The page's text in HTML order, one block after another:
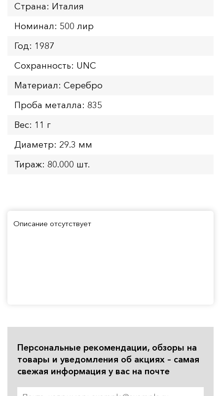
Страна: Италия
Номинал: 500 лир
Год: 1987
Сохранность: UNC
Материал: Серебро
Проба металла: 835
Вес: 11 г
Диаметр: 29.3 мм
Тираж: 80.000 шт.
Описание отсутствует
Персональные рекомендации, обзоры на
товары и уведомления об акциях – самая
свежая информация у вас на почте